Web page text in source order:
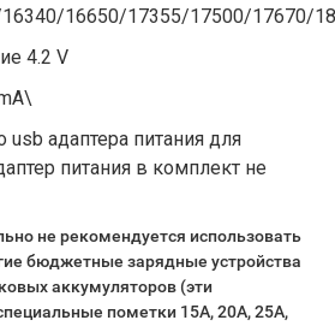
16650/17355/17500/17670/
4.2 V
usb адаптера питания для
питания в комплект не
не рекомендуется использовать
бюджетные зарядные устройства
аккумуляторов (эти
пометки 15А, 20А, 25А,